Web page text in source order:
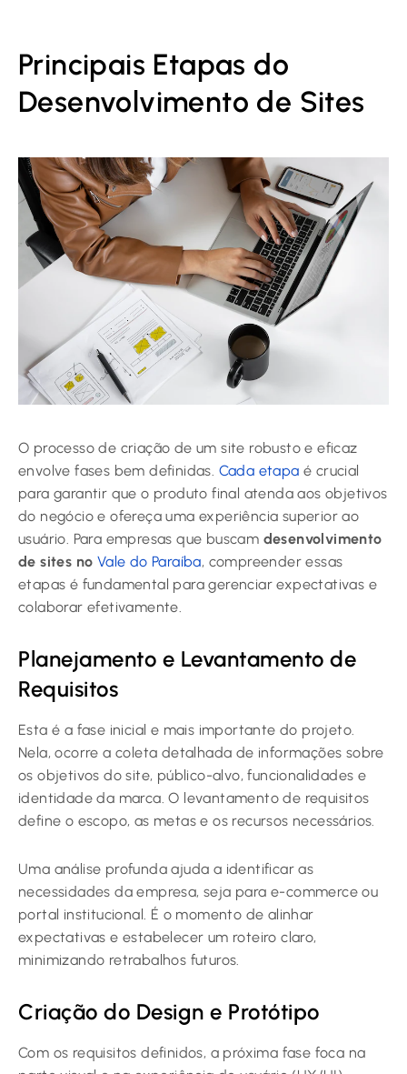
Principais Etapas do
Desenvolvimento de Sites
O processo de criação de um site robusto e eficaz
envolve fases bem definidas. Cada etapa é crucial
para garantir que o produto final atenda aos objetivos
do negócio e ofereça uma experiência superior ao
usuário. Para empresas que buscam desenvolvimento
de sites no Vale do Paraíba, compreender essas
etapas é fundamental para gerenciar expectativas e
colaborar efetivamente.
Planejamento e Levantamento de
Requisitos
Esta é a fase inicial e mais importante do projeto.
Nela, ocorre a coleta detalhada de informações sobre
os objetivos do site, público-alvo, funcionalidades e
identidade da marca. O levantamento de requisitos
define o escopo, as metas e os recursos necessários.
Uma análise profunda ajuda a identificar as
necessidades da empresa, seja para e-commerce ou
portal institucional. É o momento de alinhar
expectativas e estabelecer um roteiro claro,
minimizando retrabalhos futuros.
Criação do Design e Protótipo
Com os requisitos definidos, a próxima fase foca na